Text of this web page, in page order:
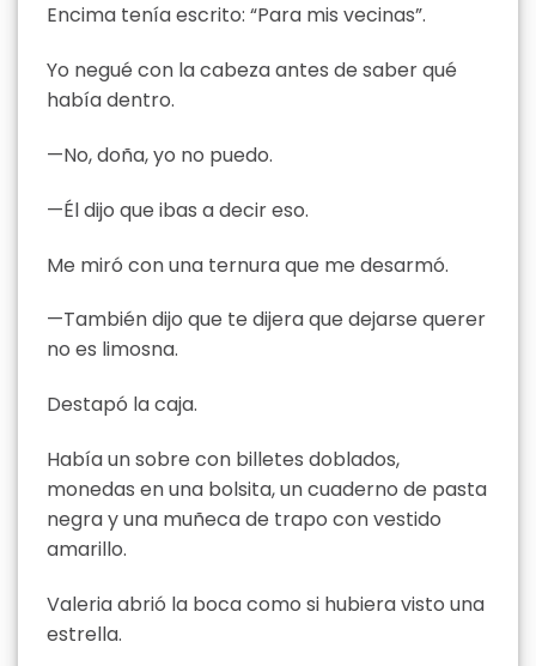
Encima tenía escrito: “Para mis vecinas”.
Yo negué con la cabeza antes de saber qué
había dentro.
—No, doña, yo no puedo.
—Él dijo que ibas a decir eso.
Me miró con una ternura que me desarmó.
—También dijo que te dijera que dejarse querer
no es limosna.
Destapó la caja.
Había un sobre con billetes doblados,
monedas en una bolsita, un cuaderno de pasta
negra y una muñeca de trapo con vestido
amarillo.
Valeria abrió la boca como si hubiera visto una
estrella.